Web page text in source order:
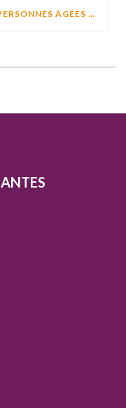
PRÉVENIR LES CHUTES CHEZ LES PERSONNES ÂGÉES À DOMICILE : CAUSES, RISQUES ET SOLUTIONS EFFICACES